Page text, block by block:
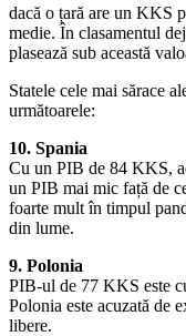
dacă o țară are un KKS
medie. În clasamentul
plasează sub această
Statele cele mai sărace
următoarele:
10. Spania
Cu un PIB de 84 KKS,
un PIB mai mic față de
foarte mult în timpul
din lume.
9. Polonia
PIB-ul de 77 KKS este
Polonia este acuzată de
libere.